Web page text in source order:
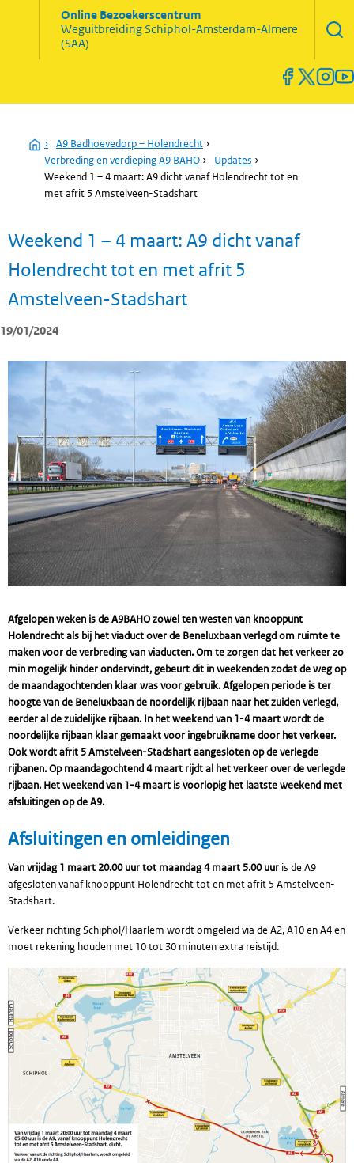
Online Bezoekerscentrum
WeguitbreidingSchiphol-Amsterdam-Almere
(SAA)
Home
› A9 Badhoevedorp – Holendrecht ›
Verbreding en verdieping A9 BAHO › Updates ›
Weekend 1 – 4 maart: A9 dicht vanaf Holendrecht tot en
met afrit 5 Amstelveen-Stadshart
Weekend 1 – 4 maart: A9 dicht vanaf
Holendrecht tot en met afrit 5
Amstelveen-Stadshart
19/01/2024
Afgelopen weken is de A9BAHO zowel ten westen van knooppunt
Holendrecht als bij het viaduct over de Beneluxbaan verlegd om ruimte te
maken voor de verbreding van viaducten. Om te zorgen dat het verkeer zo
min mogelijk hinder ondervindt, gebeurt dit in weekenden zodat de weg op
de maandagochtenden klaar was voor gebruik. Afgelopen periode is ter
hoogte van de Beneluxbaan de noordelijk rijbaan naar het zuiden verlegd,
eerder al de zuidelijke rijbaan. In het weekend van 1-4 maart wordt de
noordelijke rijbaan klaar gemaakt voor ingebruikname door het verkeer.
Ook wordt afrit 5 Amstelveen-Stadshart aangesloten op de verlegde
rijbanen. Op maandagochtend 4 maart rijdt al het verkeer over de verlegde
rijbaan. Het weekend van 1-4 maart is voorlopig het laatste weekend met
afsluitingen op de A9.
Afsluitingen en omleidingen
Van vrijdag 1 maart 20.00 uur tot maandag 4 maart 5.00 uur is de A9
afgesloten vanaf knooppunt Holendrecht tot en met afrit 5 Amstelveen-
Stadshart.
Verkeer richting Schiphol/Haarlem wordt omgeleid via de A2, A10 en A4 en
moet rekening houden met 10 tot 30 minuten extra reistijd.